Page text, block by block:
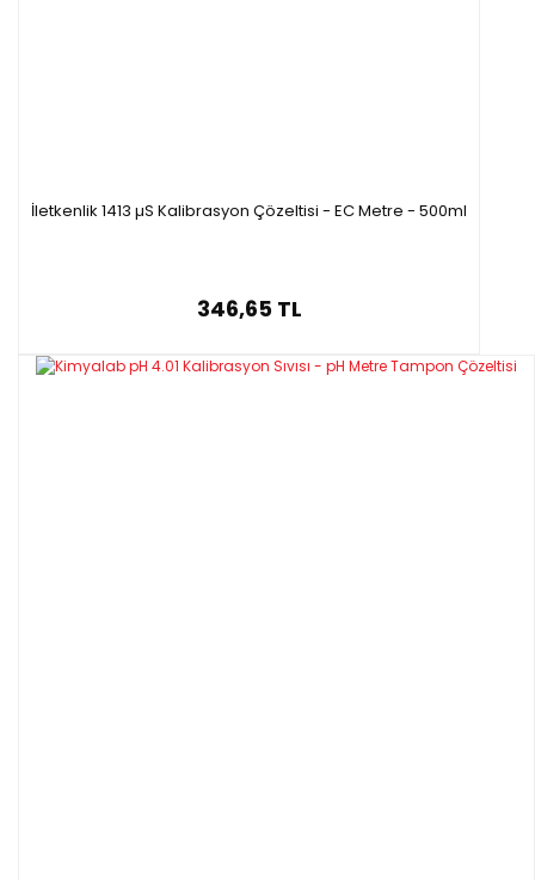
İletkenlik 1413 µS Kalibrasyon Çözeltisi - EC Metre - 500ml
346,65 TL